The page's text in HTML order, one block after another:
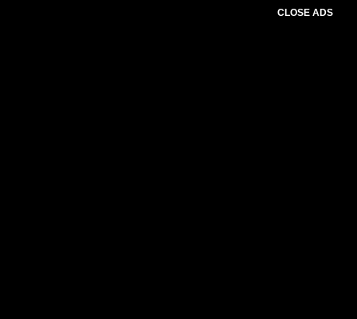
CLOSE ADS